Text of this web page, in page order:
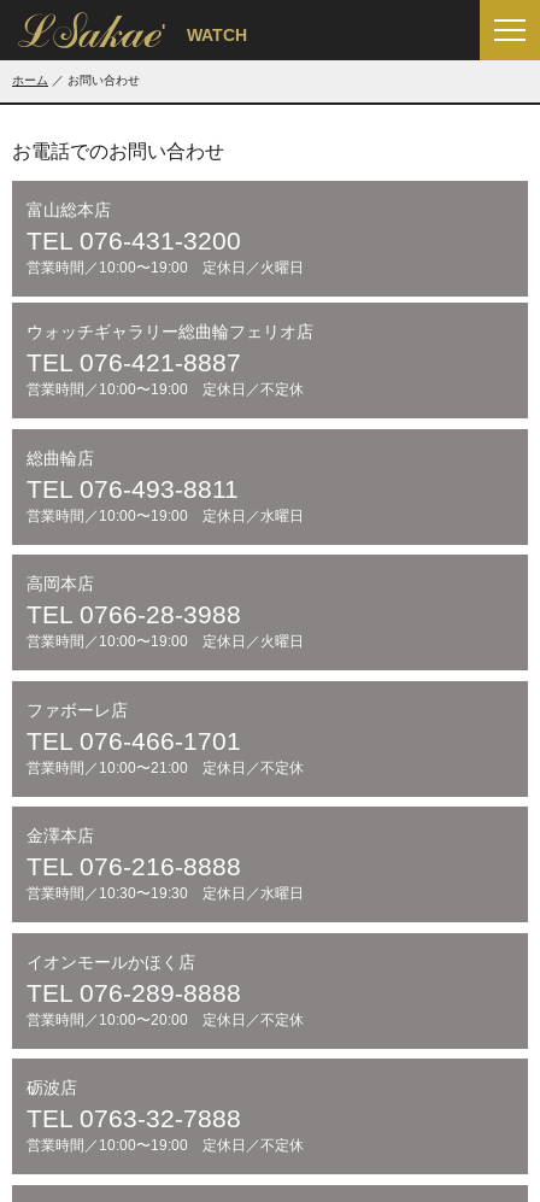
' WATCH
ホーム お問い合わせ
お電話でのお問い合わせ
富山総本店
TEL 076-431-3200
営業時間／10:00〜19:00 定休日／火曜日
ウォッチギャラリー総曲輪フェリオ店
TEL 076-421-8887
営業時間／10:00〜19:00 定休日／不定休
総曲輪店
TEL 076-493-8811
営業時間／10:00〜19:00 定休日／水曜日
高岡本店
TEL 0766-28-3988
営業時間／10:00〜19:00 定休日／火曜日
ファボーレ店
TEL 076-466-1701
営業時間／10:00〜21:00 定休日／不定休
金澤本店
TEL 076-216-8888
営業時間／10:30〜19:30 定休日／水曜日
イオンモールかほく店
TEL 076-289-8888
営業時間／10:00〜20:00 定休日／不定休
砺波店
TEL 0763-32-7888
営業時間／10:00〜19:00 定休日／不定休